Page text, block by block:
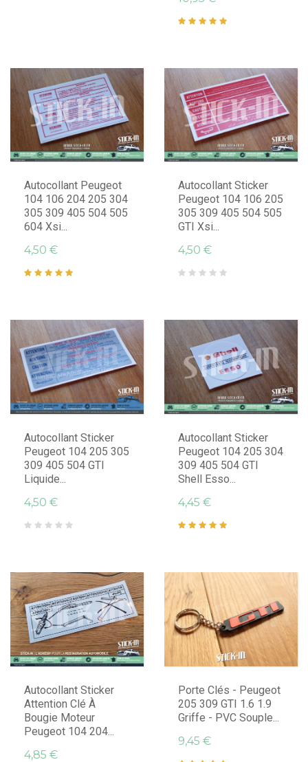
Autocollant Peugeot
104 106 204 205 304
305 309 405 504 505
604 Xsi...
4,50 €
Autocollant Sticker
Peugeot 104 106 205
305 309 405 504 505
GTI Xsi...
4,50 €
Autocollant Sticker
Peugeot 104 205 305
309 405 504 GTI
Liquide...
4,50 €
Autocollant Sticker
Peugeot 104 205 304
309 405 504 GTI
Shell Esso...
4,45 €
Autocollant Sticker
Attention Clé À
Bougie Moteur
Peugeot 104 204...
4,85 €
Porte Clés - Peugeot
205 309 GTI 1.6 1.9
Griffe - PVC Souple...
9,45 €